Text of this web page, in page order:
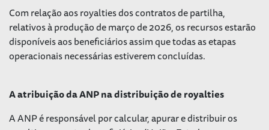
Com relação aos royalties dos contratos de partilha,
relativos à produção de março de 2026, os recursos estarão
disponíveis aos beneficiários assim que todas as etapas
operacionais necessárias estiverem concluídas.
A atribuição da ANP na distribuição de royalties
A ANP é responsável por calcular, apurar e distribuir os